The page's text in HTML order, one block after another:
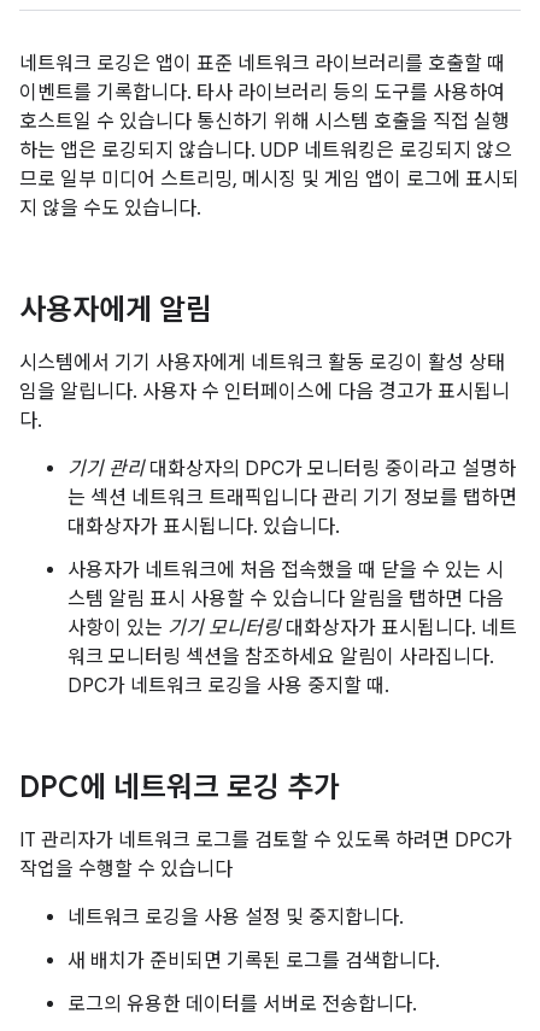
네트워크 로깅은 앱이 표준 네트워크 라이브러리를 호출할 때
이벤트를 기록합니다. 타사 라이브러리 등의 도구를 사용하여
호스트일 수 있습니다 통신하기 위해 시스템 호출을 직접 실행
하는 앱은 로깅되지 않습니다. UDP 네트워킹은 로깅되지 않으
므로 일부 미디어 스트리밍, 메시징 및 게임 앱이 로그에 표시되
지 않을 수도 있습니다.
사용자에게 알림
시스템에서 기기 사용자에게 네트워크 활동 로깅이 활성 상태
임을 알립니다. 사용자 수 인터페이스에 다음 경고가 표시됩니
다.
기기 관리대화상자의 DPC가 모니터링 중이라고 설명하
는 섹션 네트워크 트래픽입니다 관리 기기 정보를 탭하면
대화상자가 표시됩니다. 있습니다.
사용자가 네트워크에 처음 접속했을 때 닫을 수 있는 시
스템 알림 표시 사용할 수 있습니다 알림을 탭하면 다음
사항이 있는 기기 모니터링대화상자가 표시됩니다. 네트
워크 모니터링 섹션을 참조하세요 알림이 사라집니다.
DPC가 네트워크 로깅을 사용 중지할 때.
DPC에 네트워크 로깅 추가
IT 관리자가 네트워크 로그를 검토할 수 있도록 하려면 DPC가
작업을 수행할 수 있습니다
네트워크 로깅을 사용 설정 및 중지합니다.
새 배치가 준비되면 기록된 로그를 검색합니다.
로그의 유용한 데이터를 서버로 전송합니다.